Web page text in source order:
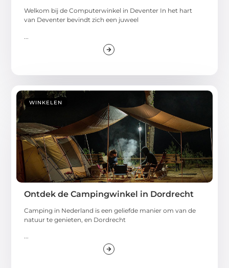
Welkom bij de Computerwinkel in Deventer In het hart
van Deventer bevindt zich een juweel
WINKELEN
Ontdek de Campingwinkel in Dordrecht
Camping in Nederland is een geliefde manier om van de
natuur te genieten, en Dordrecht
...